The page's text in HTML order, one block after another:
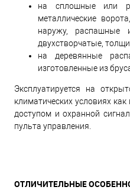
на сплошные или
металлические
наружу, распашные
двухстворчатые,
на деревянные
изготовленные из
Эксплуатируется на
климатических условиях
доступом и охранной
пульта управления.
ОТЛИЧИТЕЛЬНЫЕ